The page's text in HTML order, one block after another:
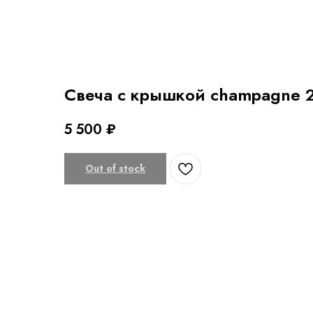
Свеча с крышкой champagne
5 500 ₽
Out of stock